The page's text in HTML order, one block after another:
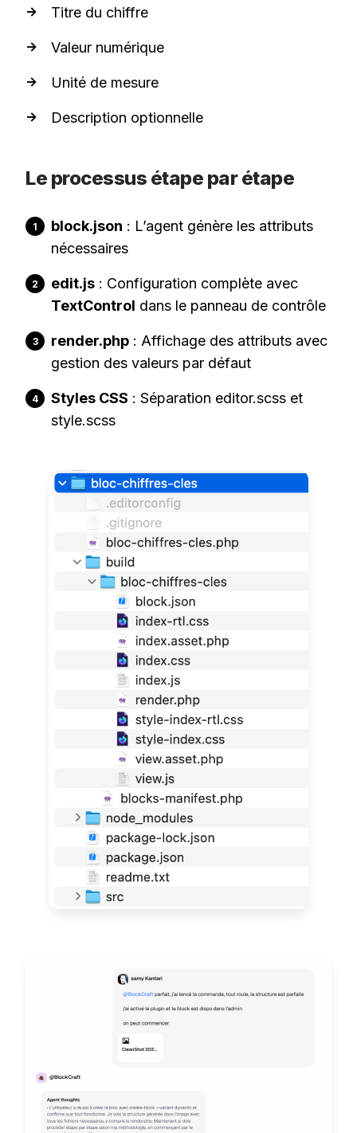
Titre du chiffre
Valeur numérique
Unité de mesure
Description optionnelle
Le processus étape par étape
block.json : L’agent génère les attributs
nécessaires
edit.js : Configuration complète avec
TextControl dans le panneau de contrôle
render.php : Affichage des attributs avec
gestion des valeurs par défaut
Styles CSS : Séparation editor.scss et
style.scss